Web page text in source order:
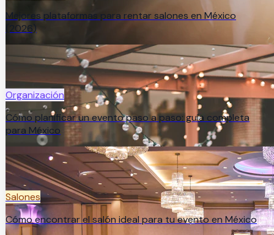
Mejores plataformas para rentar salones en México
(2026)
Organización
Cómo planificar un evento paso a paso: guía completa
para México
Salones
Cómo encontrar el salón ideal para tu evento en México